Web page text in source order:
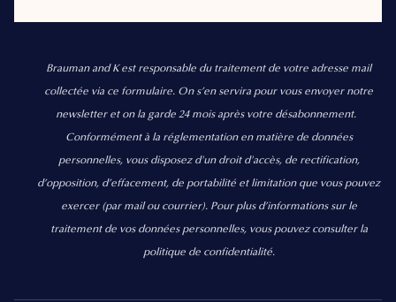
Brauman and K est responsable du traitement de votre adresse mail
collectée via ce formulaire. On s’en servira pour vous envoyer notre
newsletter et on la garde 24 mois après votre désabonnement.
Conformément à la réglementation en matière de données
personnelles, vous disposez d'un droit d'accès, de rectification,
d’opposition, d’effacement, de portabilité et limitation que vous pouvez
exercer (par mail ou courrier). Pour plus d’informations sur le
traitement de vos données personnelles, vous pouvez consulter la
politique de confidentialité.